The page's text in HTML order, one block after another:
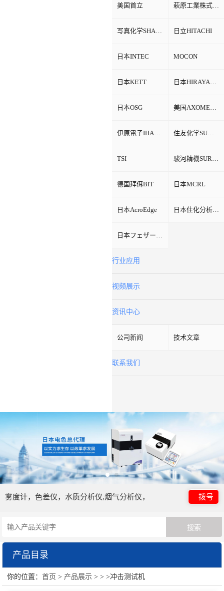
美国首立 萩原工業株式会社HAGIHARA
写真化学SHASHIN KAGAKU 日立HITACHI
日本INTEC MOCON
日本KETT 日本HIRAYAMA
日本OSG 美国AXOMETRICS
伊原電子IHARA 住友化学SUMITOMO
TSI 駿河精機SURUGA SEIKI
德国拜佴BIT 日本MCRL
日本AcroEdge 日本住化分析SCAS
日本フェザーFeather
行业应用
视频展示
资讯中心
公司新闻 技术文章
联系我们
雾度计，色差仪，水质分析仪,烟气分析仪， 拨号
产品目录
日本电色仪器
你的位置：首页 > 产品展示 > > >冲击测试机